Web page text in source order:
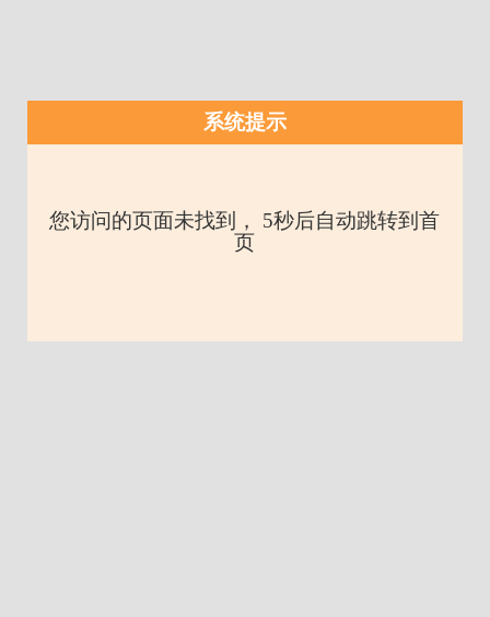
系统提示
您访问的页面未找到， 5秒后自动跳转到首
页